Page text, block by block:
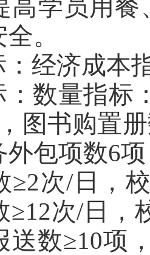
高学员用
。
经济成本
：数量指标
图书购置
外包项数6
≥2次/日，
≥12次/日，
送数≥10项